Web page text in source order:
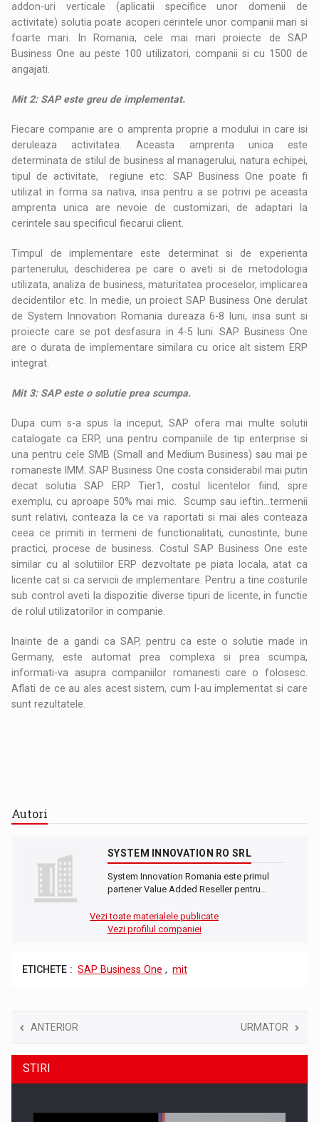
addon-uri verticale (aplicatii specifice unor domenii de
activitate) solutia poate acoperi cerintele unor companii mari si
foarte mari. In Romania, cele mai mari proiecte de SAP
Business One au peste 100 utilizatori, companii si cu 1500 de
angajati.
Mit 2: SAP este greu de implementat.
Fiecare companie are o amprenta proprie a modului in care isi
deruleaza activitatea. Aceasta amprenta unica este
determinata de stilul de business al managerului, natura echipei,
tipul de activitate, regiune etc. SAP Business One poate fi
utilizat in forma sa nativa, insa pentru a se potrivi pe aceasta
amprenta unica are nevoie de customizari, de adaptari la
cerintele sau specificul fiecarui client.
Timpul de implementare este determinat si de experienta
partenerului, deschiderea pe care o aveti si de metodologia
utilizata, analiza de business, maturitatea proceselor, implicarea
decidentilor etc. In medie, un proiect SAP Business One derulat
de System Innovation Romania dureaza 6-8 luni, insa sunt si
proiecte care se pot desfasura in 4-5 luni. SAP Business One
are o durata de implementare similara cu orice alt sistem ERP
integrat.
Mit 3: SAP este o solutie prea scumpa.
Dupa cum s-a spus la inceput, SAP ofera mai multe solutii
catalogate ca ERP, una pentru companiile de tip enterprise si
una pentru cele SMB (Small and Medium Business) sau mai pe
romaneste IMM. SAP Business One costa considerabil mai putin
decat solutia SAP ERP Tier1, costul licentelor fiind, spre
exemplu, cu aproape 50% mai mic. Scump sau ieftin…termenii
sunt relativi, conteaza la ce va raportati si mai ales conteaza
ceea ce primiti in termeni de functionalitati, cunostinte, bune
practici, procese de business. Costul SAP Business One este
similar cu al solutiilor ERP dezvoltate pe piata locala, atat ca
licente cat si ca servicii de implementare. Pentru a tine costurile
sub control aveti la dispozitie diverse tipuri de licente, in functie
de rolul utilizatorilor in companie.
Inainte de a gandi ca SAP, pentru ca este o solutie made in
Germany, este automat prea complexa si prea scumpa,
informati-va asupra companiilor romanesti care o folosesc.
Aflati de ce au ales acest sistem, cum l-au implementat si care
sunt rezultatele.
Autori
SYSTEM INNOVATION RO SRL
System Innovation Romania este primul
partener Value Added Reseller pentru…
Vezi toate materialele publicate
Vezi profilul companiei
ETICHETE : SAP Business One , mit
ANTERIOR URMATOR
STIRI